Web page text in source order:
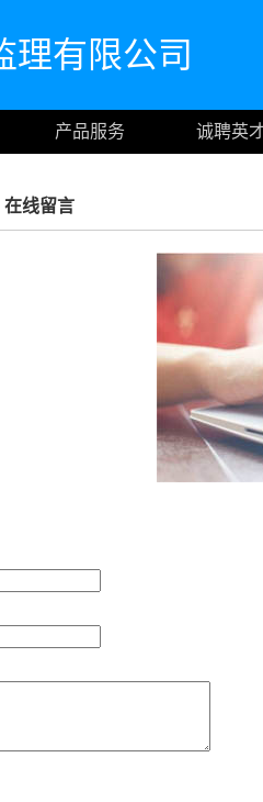
理有限公司
产品服务
诚聘英
在线留言